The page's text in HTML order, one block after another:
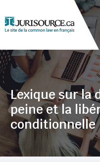
Lexique sur la
peine et la
conditionnelle